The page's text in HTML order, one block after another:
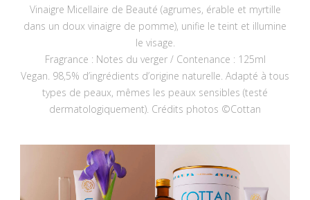
Vinaigre Micellaire de Beauté (agrumes, érable et myrtille
dans un doux vinaigre de pomme), unifie le teint et illumine
le visage.
Fragrance : Notes du verger / Contenance : 125ml
Vegan. 98,5% d’ingrédients d’origine naturelle. Adapté à tous
types de peaux, mêmes les peaux sensibles (testé
dermatologiquement). Crédits photos ©Cottan